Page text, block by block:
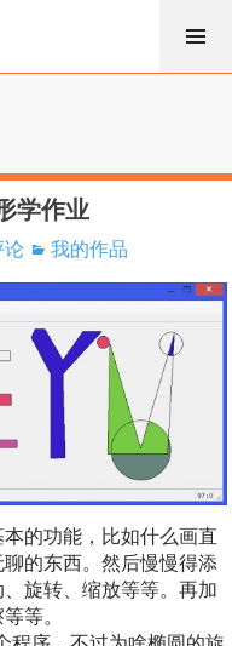
学作业
论 我的作品
的功能，比如什么画直
的东西。然后慢慢得添
旋转、缩放等等。再加
等。